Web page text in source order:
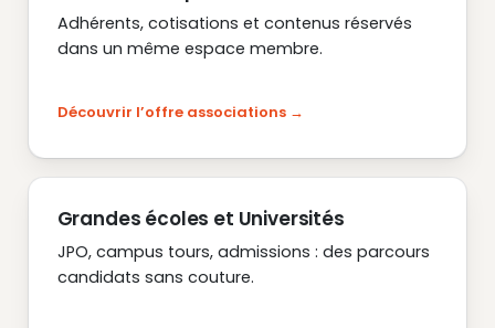
Adhérents, cotisations et contenus réservés
dans un même espace membre.
Découvrir l’offre associations
Grandes écoles et Universités
JPO, campus tours, admissions : des parcours
candidats sans couture.